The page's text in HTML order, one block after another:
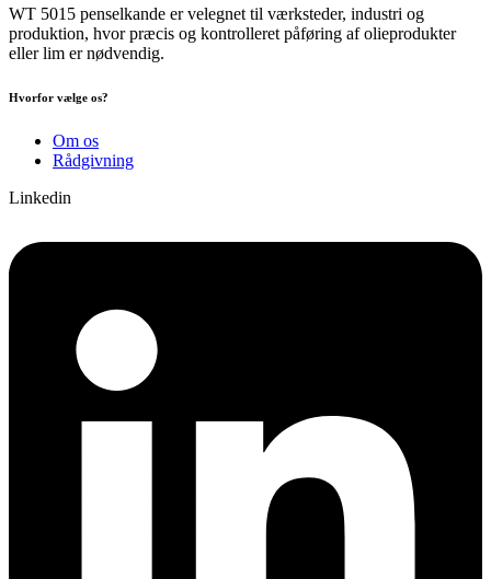
WT 5015 penselkande er velegnet til værksteder, industri og
produktion, hvor præcis og kontrolleret påføring af olieprodukter
eller lim er nødvendig.
Hvorfor vælge os?
Om os
Rådgivning
Linkedin